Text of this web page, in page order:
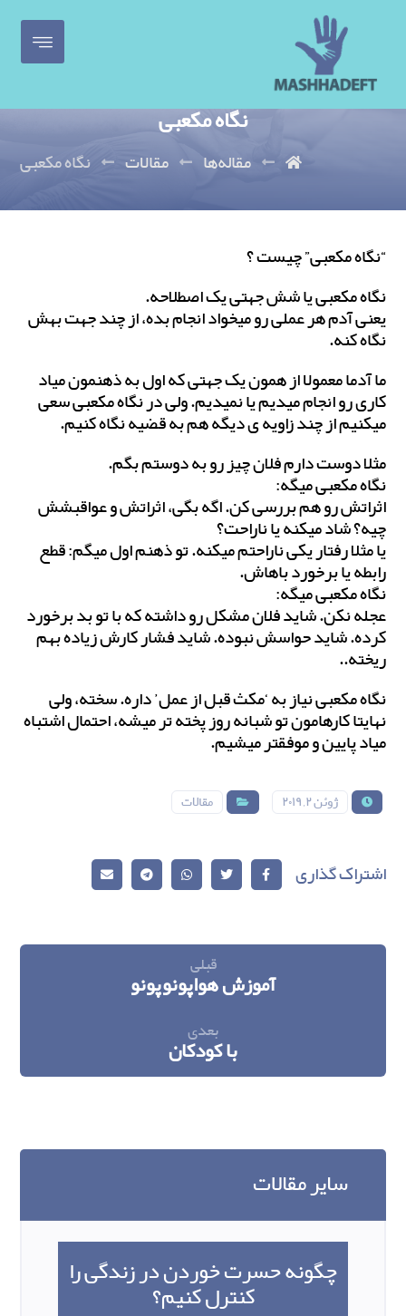
نگاه مکعبی
مقاله‌ها مقالات نگاه مکعبی
“نگاه مکعبی” چیست ؟
نگاه مکعبی یا شش جهتی یک اصطلاحه.
یعنی آدم هر عملی رو میخواد انجام بده، از چند جهت بهش
نگاه کنه.
ما آدما معمولا از همون یک جهتی که اول به ذهنمون میاد
کاری رو انجام میدیم یا نمیدیم. ولی در نگاه مکعبی سعی
میکنیم از چند زاویه ی دیگه هم به قضیه نگاه کنیم.
مثلا دوست دارم فلان چیز رو به دوستم بگم.
نگاه مکعبی میگه:
اثراتش رو هم بررسی کن. اگه بگی، اثراتش و عواقبشش
چیه؟ شاد میکنه یا ناراحت؟
یا مثلا رفتار یکی ناراحتم میکنه. تو ذهنم اول میگم: قطع
رابطه یا برخورد باهاش.
نگاه مکعبی میگه:
عجله نکن. شاید فلان مشکل رو داشته که با تو بد برخورد
کرده. شاید حواسش نبوده. شاید فشار کارش زیاده بهم
ریخته..
نگاه مکعبی نیاز به ‘مکث قبل از عمل’ داره. سخته، ولی
نهایتا کارهامون تو شبانه روز پخته تر میشه، احتمال اشتباه
میاد پایین و موفقتر میشیم.
ژوئن ۲, ۲۰۱۹ مقالات
قبلی
آموزش هواپونوپونو
بعدی
با کودکان
سایر مقالات
چگونه حسرت خوردن در زندگی را
کنترل کنیم؟